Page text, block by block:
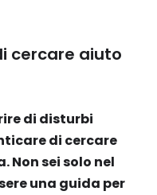
cercare aiuto
di disturbi
di cercare
Non sei solo nel
una guida per